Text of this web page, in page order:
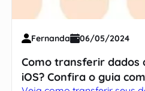
Fernanda 06/05/2024
Como transferir dados
iOS? Confira o guia